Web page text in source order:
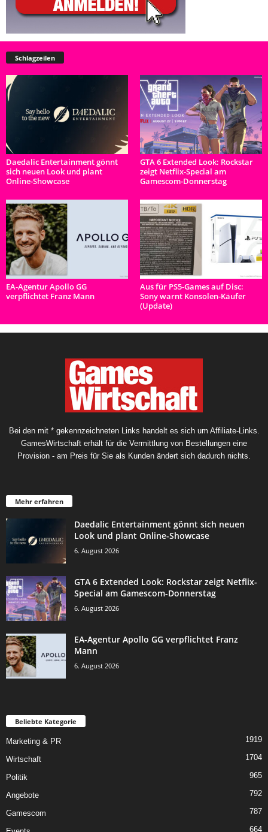
Schlagzeilen
Daedalic Entertainment gönnt
sich neuen Look und plant
Online-Showcase
GTA 6 Extended Look: Rockstar
zeigt Netflix-Special am
Gamescom-Donnerstag
EA-Agentur Apollo GG
verpflichtet Franz Mann
Aus für PS5-Games auf Disc:
Sony warnt Konsolen-Käufer
(Update)
Bei den mit * gekennzeichneten Links handelt es sich um Affiliate-Links.
GamesWirtschaft erhält für die Vermittlung von Bestellungen eine
Provision - am Preis für Sie als Kunden ändert sich dadurch nichts.
Mehr erfahren
Daedalic Entertainment gönnt sich neuen
Look und plant Online-Showcase
6. August 2026
GTA 6 Extended Look: Rockstar zeigt Netflix-
Special am Gamescom-Donnerstag
6. August 2026
EA-Agentur Apollo GG verpflichtet Franz
Mann
6. August 2026
Beliebte Kategorie
Marketing & PR 1919
Wirtschaft 1704
Politik 965
Angebote 792
Gamescom 787
664